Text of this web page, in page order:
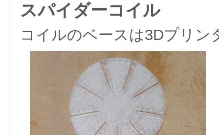
スパイダーコイル
コイルのベースは3Dプリン